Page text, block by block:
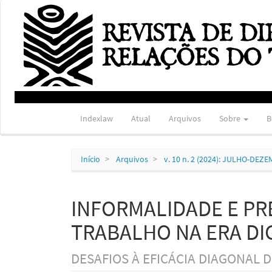
Navegação
Principal
Conteúdo
principal
Barra
Lateral
Indexlaw Atual Arquivos Sobre
Início Arquivos v. 10 n. 2 (2024): JULHO-
INFORMALIDADE E
TRABALHO NA ERA
DESAFIOS À EFICÁCIA DIAGONAL